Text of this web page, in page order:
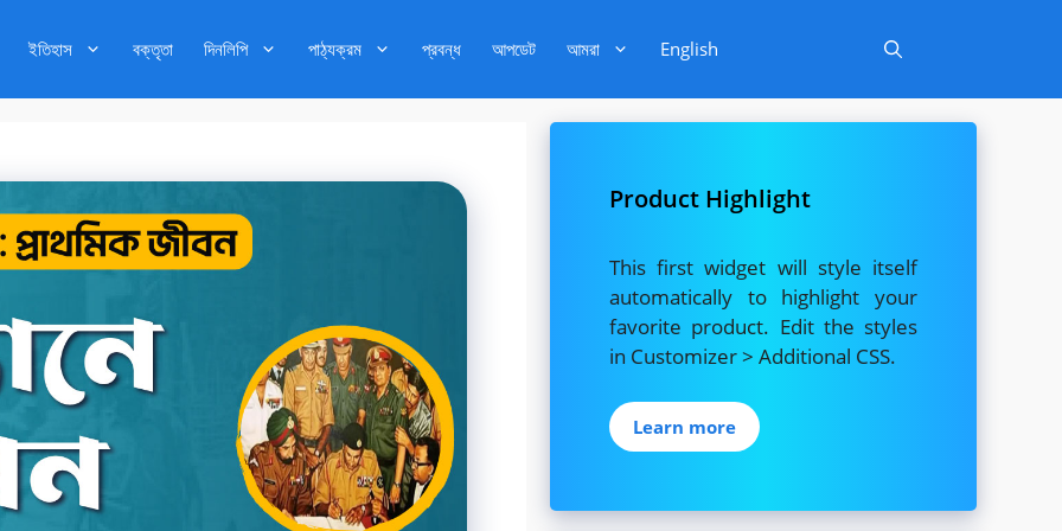
ইতিহাস বক্তৃতা দিনলিপি পাঠ্যক্রম প্রবন্ধ আপডেট আমরা English
Product Highlight
This first widget will style itself
automatically to highlight your
favorite product. Edit the styles
in Customizer > Additional CSS.
Learn more